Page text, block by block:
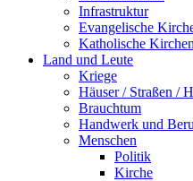
Infrastruktur
Evangelische
Katholische
Land und Leute
Kriege
Häuser / Straßen /
Brauchtum
Handwerk und
Menschen
Politik
Kirche